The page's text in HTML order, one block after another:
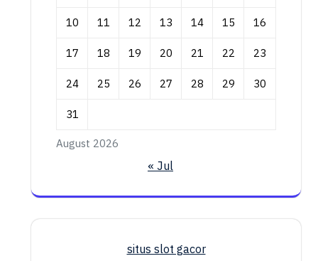
August 2026
10 11 12 13 14 15 16
17 18 19 20 21 22 23
24 25 26 27 28 29 30
31
« Jul
situs slot gacor